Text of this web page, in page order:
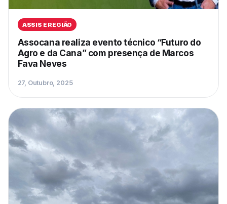
ASSIS E REGIÃO
Assocana realiza evento técnico “Futuro do
Agro e da Cana” com presença de Marcos
Fava Neves
27, Outubro, 2025